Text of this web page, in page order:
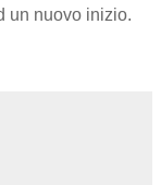
un nuovo inizio.